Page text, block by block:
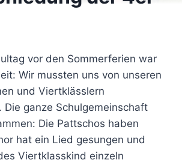
vor den Sommerferien war
Wir mussten uns von unseren
und Viertklässlern
Die ganze Schulgemeinschaft
Die Pattschos haben
hat ein Lied gesungen und
Viertklasskind einzeln